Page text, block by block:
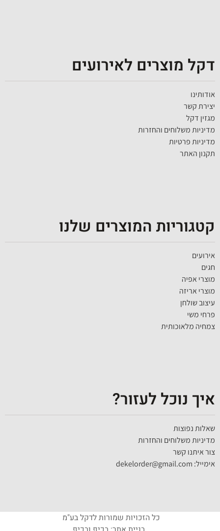
דקל מוצרים לאירועים
אודותינו
יצירת קשר
מגזין דקל
מדיניות משלוחים והחזרות
מדיניות פרטיות
תקנון האתר
קטגוריות המוצרים שלנו
אירועים
חגים
מוצרי אפיה
מוצרי אריזה
עיצוב שולחן
פרחי משי
צמחיה מלאוכותית
איך נוכל לעזור?
שאלות נפוצות
מדיניות משלוחים והחזרות
צור איתנו קשר
אימייל: dekelorder@gmail.com
כל הזכויות שמורות לדקל בע"מ